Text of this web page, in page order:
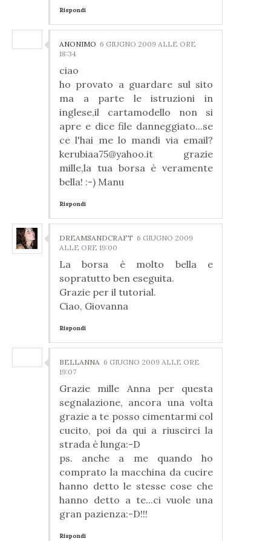
Rispondi
ANONIMO 6 GIUGNO 2009 ALLE ORE
18:34
ciao
ho provato a guardare sul sito
ma a parte le istruzioni in
inglese,il cartamodello non si
apre e dice file danneggiato...se
ce l'hai me lo mandi via email?
kerubiaa75@yahoo.it grazie
mille,la tua borsa è veramente
bella! :-) Manu
Rispondi
DREAMSANDCRAFT 6 GIUGNO 2009
ALLE ORE 19:00
La borsa è molto bella e
sopratutto ben eseguita.
Grazie per il tutorial.
Ciao, Giovanna
Rispondi
BELLANNA 6 GIUGNO 2009 ALLE ORE
19:07
Grazie mille Anna per questa
segnalazione, ancora una volta
grazie a te posso cimentarmi col
cucito, poi da qui a riuscirci la
strada è lunga:-D
ps. anche a me quando ho
comprato la macchina da cucire
hanno detto le stesse cose che
hanno detto a te...ci vuole una
gran pazienza:-D!!!
Rispondi